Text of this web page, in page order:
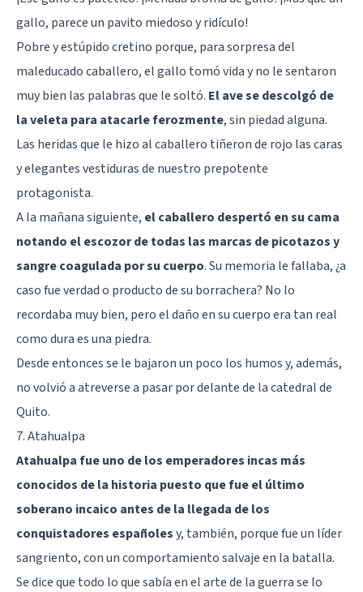
gallo, parece un pavito miedoso y ridículo!
Pobre y estúpido cretino porque, para sorpresa del
maleducado caballero, el gallo tomó vida y no le sentaron
muy bien las palabras que le soltó. El ave se descolgó de
la veleta para atacarle ferozmente, sin piedad alguna.
Las heridas que le hizo al caballero tiñeron de rojo las caras
y elegantes vestiduras de nuestro prepotente
protagonista.
A la mañana siguiente, el caballero despertó en su cama
notando el escozor de todas las marcas de picotazos y
sangre coagulada por su cuerpo. Su memoria le fallaba, ¿a
caso fue verdad o producto de su borrachera? No lo
recordaba muy bien, pero el daño en su cuerpo era tan real
como dura es una piedra.
Desde entonces se le bajaron un poco los humos y, además,
no volvió a atreverse a pasar por delante de la catedral de
Quito.
7. Atahualpa
Atahualpa fue uno de los emperadores incas más
conocidos de la historia puesto que fue el último
soberano incaico antes de la llegada de los
conquistadores españolesy, también, porque fue un líder
sangriento, con un comportamiento salvaje en la batalla.
Se dice que todo lo que sabía en el arte de la guerra se lo